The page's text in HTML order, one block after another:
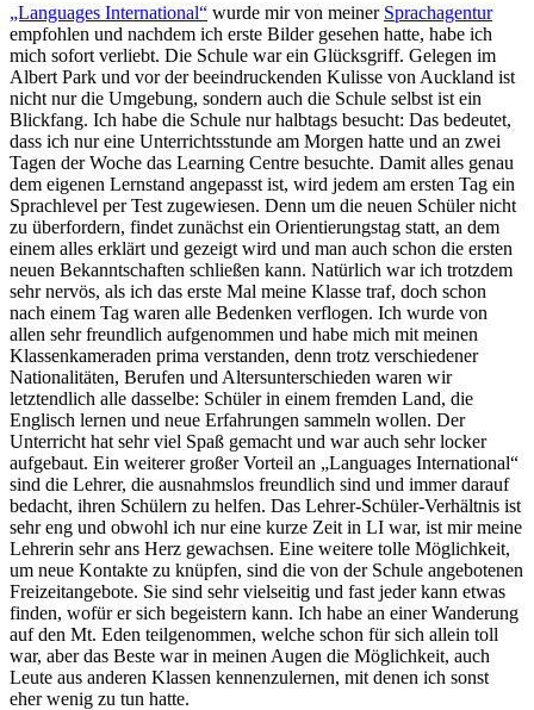
„Languages International“ wurde mir von meiner Sprachagentur
empfohlen und nachdem ich erste Bilder gesehen hatte, habe ich
mich sofort verliebt. Die Schule war ein Glücksgriff. Gelegen im
Albert Park und vor der beeindruckenden Kulisse von Auckland ist
nicht nur die Umgebung, sondern auch die Schule selbst ist ein
Blickfang. Ich habe die Schule nur halbtags besucht: Das bedeutet,
dass ich nur eine Unterrichtsstunde am Morgen hatte und an zwei
Tagen der Woche das Learning Centre besuchte. Damit alles genau
dem eigenen Lernstand angepasst ist, wird jedem am ersten Tag ein
Sprachlevel per Test zugewiesen. Denn um die neuen Schüler nicht
zu überfordern, findet zunächst ein Orientierungstag statt, an dem
einem alles erklärt und gezeigt wird und man auch schon die ersten
neuen Bekanntschaften schließen kann. Natürlich war ich trotzdem
sehr nervös, als ich das erste Mal meine Klasse traf, doch schon
nach einem Tag waren alle Bedenken verflogen. Ich wurde von
allen sehr freundlich aufgenommen und habe mich mit meinen
Klassenkameraden prima verstanden, denn trotz verschiedener
Nationalitäten, Berufen und Altersunterschieden waren wir
letztendlich alle dasselbe: Schüler in einem fremden Land, die
Englisch lernen und neue Erfahrungen sammeln wollen. Der
Unterricht hat sehr viel Spaß gemacht und war auch sehr locker
aufgebaut. Ein weiterer großer Vorteil an „Languages International“
sind die Lehrer, die ausnahmslos freundlich sind und immer darauf
bedacht, ihren Schülern zu helfen. Das Lehrer-Schüler-Verhältnis ist
sehr eng und obwohl ich nur eine kurze Zeit in LI war, ist mir meine
Lehrerin sehr ans Herz gewachsen. Eine weitere tolle Möglichkeit,
um neue Kontakte zu knüpfen, sind die von der Schule angebotenen
Freizeitangebote. Sie sind sehr vielseitig und fast jeder kann etwas
finden, wofür er sich begeistern kann. Ich habe an einer Wanderung
auf den Mt. Eden teilgenommen, welche schon für sich allein toll
war, aber das Beste war in meinen Augen die Möglichkeit, auch
Leute aus anderen Klassen kennenzulernen, mit denen ich sonst
eher wenig zu tun hatte.